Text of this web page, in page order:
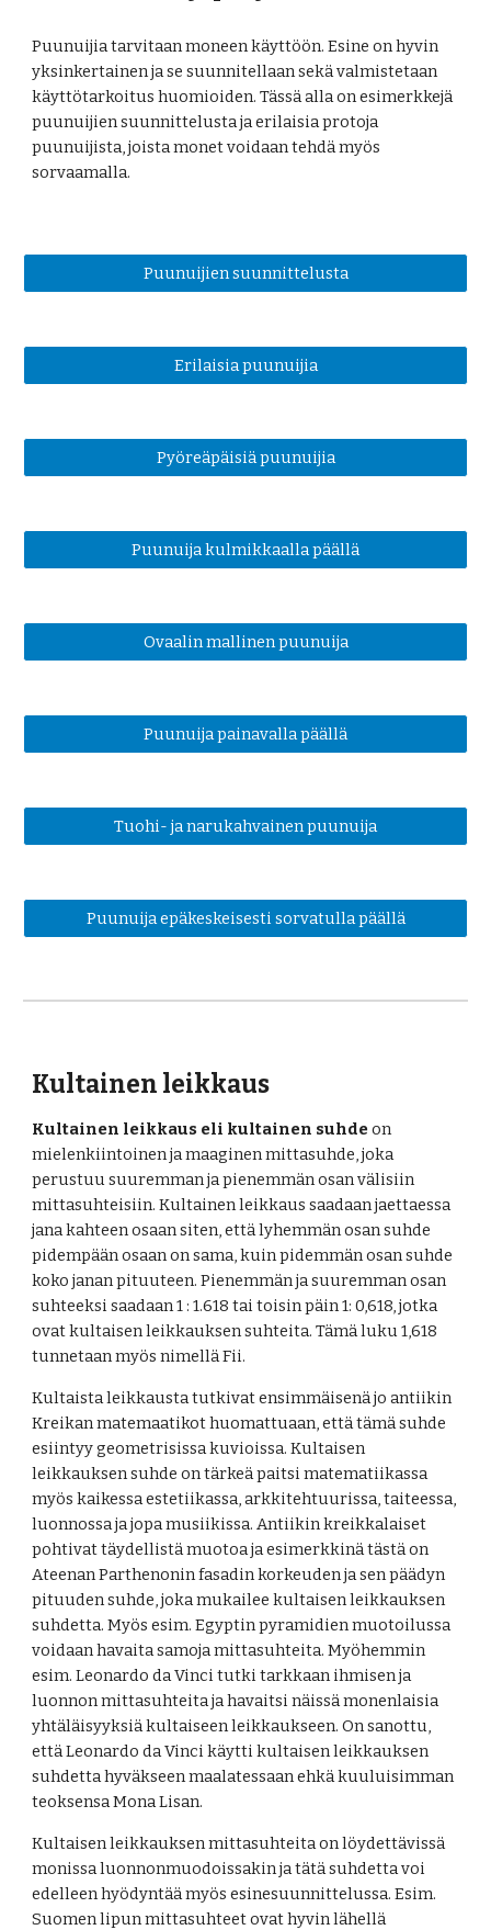
Puunuijia tarvitaan moneen käyttöön. Esine on hyvin
yksinkertainen ja se suunnitellaan sekä valmistetaan
käyttötarkoitus huomioiden. Tässä alla on esimerkkejä
puunuijien suunnittelusta ja erilaisia protoja
puunuijista, joista monet voidaan tehdä myös
sorvaamalla.
Puunuijien suunnittelusta
Erilaisia puunuijia
Pyöreäpäisiä puunuijia
Puunuija kulmikkaalla päällä
Ovaalin mallinen puunuija
Puunuija painavalla päällä
Tuohi- ja narukahvainen puunuija
Puunuija epäkeskeisesti sorvatulla päällä
Kultainen leikkaus
Kultainen leikkaus eli kultainen suhde on
mielenkiintoinen ja maaginen mittasuhde, joka
perustuu suuremman ja pienemmän osan välisiin
mittasuhteisiin. Kultainen leikkaus saadaan jaettaessa
jana kahteen osaan siten, että lyhemmän osan suhde
pidempään osaan on sama, kuin pidemmän osan suhde
koko janan pituuteen. Pienemmän ja suuremman osan
suhteeksi saadaan 1 : 1.618 tai toisin päin 1: 0,618, jotka
ovat kultaisen leikkauksen suhteita. Tämä luku 1,618
tunnetaan myös nimellä Fii.
Kultaista leikkausta tutkivat ensimmäisenä jo antiikin
Kreikan matemaatikot huomattuaan, että tämä suhde
esiintyy geometrisissa kuvioissa. Kultaisen
leikkauksen suhde on tärkeä paitsi matematiikassa
myös kaikessa estetiikassa, arkkitehtuurissa, taiteessa,
luonnossa ja jopa musiikissa. Antiikin kreikkalaiset
pohtivat täydellistä muotoa ja esimerkkinä tästä on
Ateenan Parthenonin fasadin korkeuden ja sen päädyn
pituuden suhde, joka mukailee kultaisen leikkauksen
suhdetta. Myös esim. Egyptin pyramidien muotoilussa
voidaan havaita samoja mittasuhteita. Myöhemmin
esim. Leonardo da Vinci tutki tarkkaan ihmisen ja
luonnon mittasuhteita ja havaitsi näissä monenlaisia
yhtäläisyyksiä kultaiseen leikkaukseen. On sanottu,
että Leonardo da Vinci käytti kultaisen leikkauksen
suhdetta hyväkseen maalatessaan ehkä kuuluisimman
teoksensa Mona Lisan.
Kultaisen leikkauksen mittasuhteita on löydettävissä
monissa luonnonmuodoissakin ja tätä suhdetta voi
edelleen hyödyntää myös esinesuunnittelussa. Esim.
Suomen lipun mittasuhteet ovat hyvin lähellä